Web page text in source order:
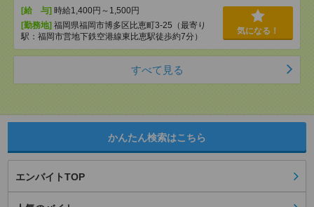
[給 与] 時給1,400円～1,500円
[勤務地] 福岡県福岡市博多区比恵町3-25（最寄り
駅：福岡市営地下鉄空港線東比恵駅徒歩約7分）
気になる！
すべて見る
かんたん検索はこちら
エンバイトTOP